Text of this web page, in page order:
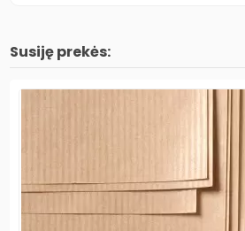
Susiję prekės: